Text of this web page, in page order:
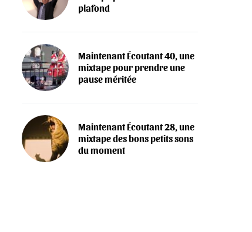
plafond
Maintenant Écoutant 40, une
mixtape pour prendre une
pause méritée
Maintenant Écoutant 28, une
mixtape des bons petits sons
du moment